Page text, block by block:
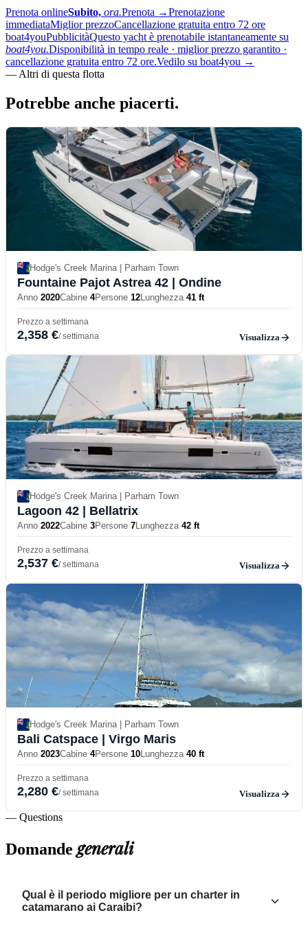
Prenota onlineSubito, ora.Prenota →Prenotazione
immediataMiglior prezzoCancellazione gratuita entro 72 ore
boat4youPubblicitàQuesto yacht è prenotabile istantaneamente su
boat4you.Disponibilità in tempo reale · miglior prezzo garantito ·
cancellazione gratuita entro 72 ore.Vedilo su boat4you →
— Altri di questa flotta
Potrebbe anche piacerti.
Hodge's Creek Marina | Parham Town
Fountaine Pajot Astrea 42 | Ondine
Anno 2020Cabine 4Persone 12Lunghezza 41 ft
Prezzo a settimana
2,358 €/ settimana Visualizza
Hodge's Creek Marina | Parham Town
Lagoon 42 | Bellatrix
Anno 2022Cabine 3Persone 7Lunghezza 42 ft
Prezzo a settimana
2,537 €/ settimana Visualizza
Hodge's Creek Marina | Parham Town
Bali Catspace | Virgo Maris
Anno 2023Cabine 4Persone 10Lunghezza 40 ft
Prezzo a settimana
2,280 €/ settimana Visualizza
— Questions
Domandegenerali
Qual è il periodo migliore per un charter in
catamarano ai Caraibi?